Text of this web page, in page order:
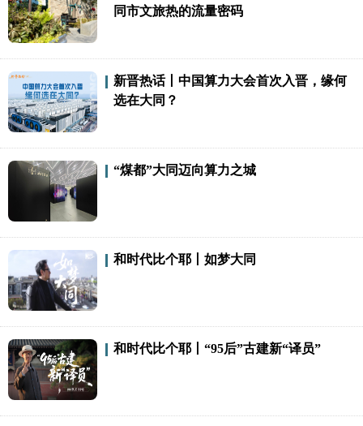
同市文旅热的流量密码
新晋热话丨中国算力大会首次入晋，缘何
选在大同？
“煤都”大同迈向算力之城
和时代比个耶丨如梦大同
和时代比个耶丨“95后”古建新“译员”